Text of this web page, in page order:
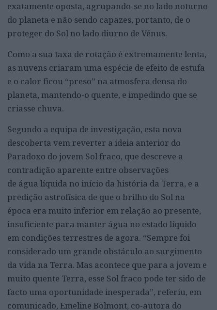
exatamente oposta, agrupando-se no lado noturno
do planeta e não sendo capazes, portanto, de o
proteger do Sol no lado diurno de Vénus.
Como a sua taxa de rotação é extremamente lenta,
as nuvens criaram uma espécie de efeito de estufa
e o calor ficou “preso” na atmosfera densa do
planeta, mantendo-o quente, e impedindo que se
criasse chuva.
Segundo a equipa de investigação, esta nova
descoberta vem reverter a ideia anterior do
Paradoxo do jovem Sol fraco, que descreve a
contradição aparente entre observações
de água líquida no início da história da Terra, e a
predição astrofísica de que o brilho do Sol na
época era muito inferior em relação ao presente,
insuficiente para manter água no estado líquido
em condições terrestres de agora. “Sempre foi
considerado um grande obstáculo ao surgimento
da vida na Terra. Mas acontece que para a jovem e
muito quente Terra, esse Sol fraco pode ter sido de
facto uma oportunidade inesperada”, referiu, em
comunicado, Emeline Bolmont, co-autora do